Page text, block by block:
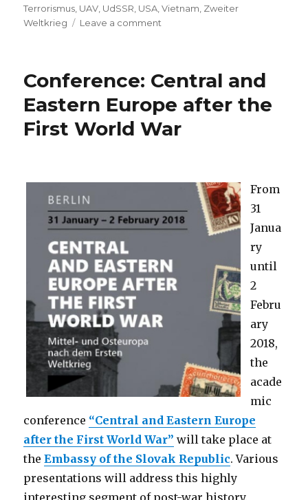
Terrorismus, UAV, UdSSR, USA,Vietnam, Zweiter
Weltkrieg
Leave a comment
2018:
mit
Kriegsbezug
Conference: Central and
Eastern Europe after the
First World War
From
31
Janua
ry
until
2
Febru
ary
2018,
the
acade
mic
conference “Central and Eastern Europe
after the First World War” will take place at
theEmbassy of the Slovak Republic. Various
presentations will address this highly